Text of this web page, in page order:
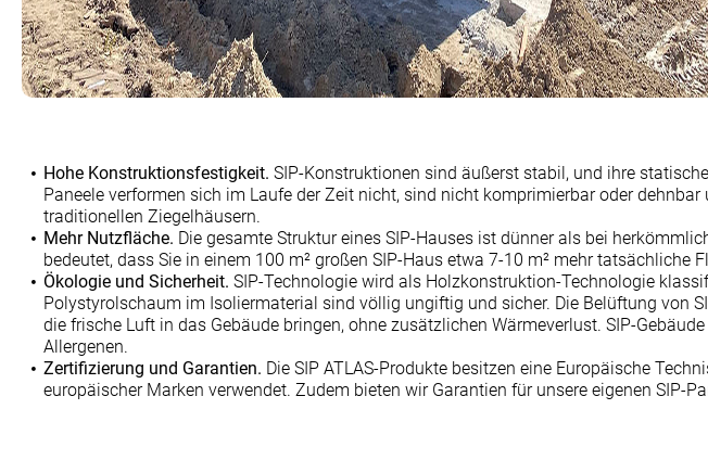
Hohe Konstruktionsfestigkeit. SIP-Konstruktionen sind äußerst stabil, und ihre
Paneele verformen sich im Laufe der Zeit nicht, sind nicht komprimierbar oder
traditionellen Ziegelhäusern.
Mehr Nutzfläche. Die gesamte Struktur eines SIP-Hauses ist dünner als bei
bedeutet, dass Sie in einem 100 m² großen SIP-Haus etwa 7-10 m² mehr tatsächliche
Ökologie und Sicherheit. SIP-Technologie wird als Holzkonstruktion-Technologie
Polystyrolschaum im Isoliermaterial sind völlig ungiftig und sicher. Die Belüftung von
die frische Luft in das Gebäude bringen, ohne zusätzlichen Wärmeverlust. SIP-
Allergenen.
Zertifizierung und Garantien. Die SIP ATLAS-Produkte besitzen eine Europäische
europäischer Marken verwendet. Zudem bieten wir Garantien für unsere eigenen SIP-